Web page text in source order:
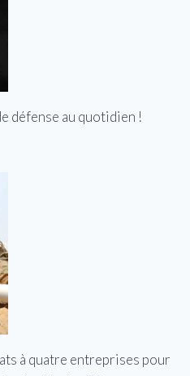
défense au quotidien !
à quatre entreprises pour